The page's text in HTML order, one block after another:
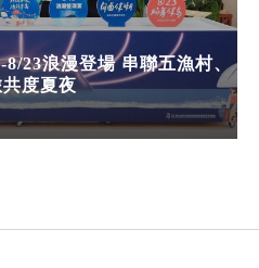
23浪漫登場 串聯五漁村、
度夏夜